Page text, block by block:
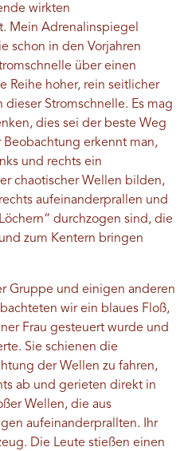
wirkten
Mein Adrenalinspiegel
schon in den Vorjahren
über einen
Reihe hoher, rein seitlicher
Stromschnelle. Es mag
dies sei der beste Weg
erkennt man,
und rechts ein
chaotischer Wellen bilden,
aufeinanderprallen und
durchzogen sind, die
zum Kentern bringen
Gruppe und einigen anderen
wir ein blaues Floß,
Frau gesteuert wurde und
Sie schienen die
der Wellen zu fahren,
ab und gerieten direkt in
Wellen, die aus
aufeinanderprallten. Ihr
Die Leute stießen einen